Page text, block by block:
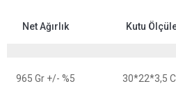
Net Ağırlık Kutu
965 Gr +/- %5 30*22*3,5